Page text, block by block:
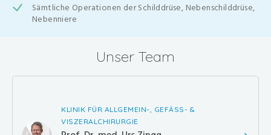
Sämtliche Operationen der Schilddrüse, Nebenschilddrüse,
Nebenniere
Unser Team
KLINIK FÜR ALLGEMEIN-, GEFÄSS- &
VISZERALCHIRURGIE